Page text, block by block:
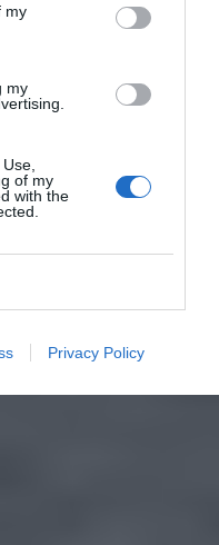
my
my
of my
with the
Privacy Policy